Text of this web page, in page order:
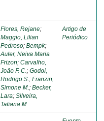
Flores, Rejane;
Maggio, Lilian
Pedroso; Bempk;
Auler, Neiva Maria
Frizon; Carvalho,
João F. C.; Godoi,
Rodrigo S.; Franzin,
Simone M.; Becker,
Lara; Silveira,
Tatiana M.
Artigo de
Periódico